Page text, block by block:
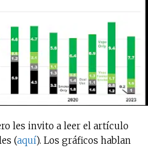
les invito a leer el artículo
(aquí). Los gráficos hablan